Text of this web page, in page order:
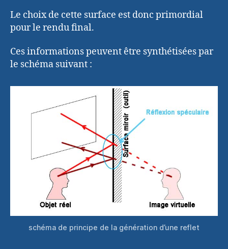
Le choix de cette surface est donc primordial
pour le rendu final.
Ces informations peuvent être synthétisées par
le schéma suivant :
schéma de principe de la génération d’une reflet